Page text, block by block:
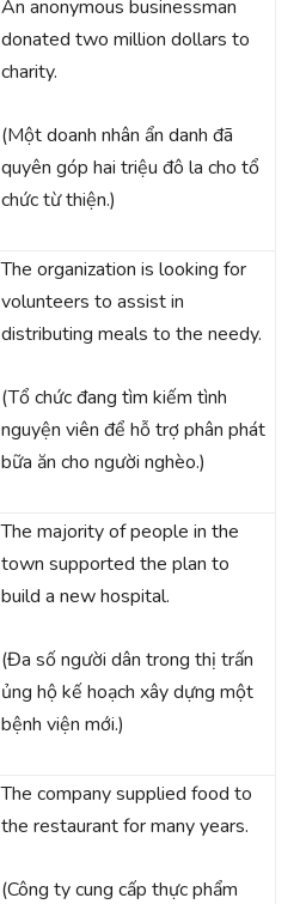
An anonymous businessman
donated two million dollars to
charity.
(Một doanh nhân ẩn danh đã
quyên góp hai triệu đô la cho tổ
chức từ thiện.)
The organization is looking for
volunteers to assist in
distributing meals to the needy.
(Tổ chức đang tìm kiếm tình
nguyện viên để hỗ trợ phân phát
bữa ăn cho người nghèo.)
The majority of people in the
town supported the plan to
build a new hospital.
(Đa số người dân trong thị trấn
ủng hộ kế hoạch xây dựng một
bệnh viện mới.)
The company supplied food to
the restaurant for many years.
(Công ty cung cấp thực phẩm